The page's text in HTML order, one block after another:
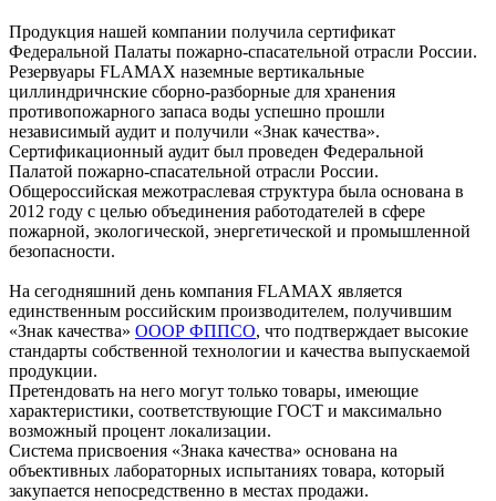
Продукция нашей компании получила сертификат
Федеральной Палаты пожарно-спасательной отрасли России.
Резервуары FLAMAX наземные вертикальные
циллиндричнские сборно-разборные для хранения
противопожарного запаса воды успешно прошли
независимый аудит и получили «Знак качества».
Сертификационный аудит был проведен Федеральной
Палатой пожарно-спасательной отрасли России.
Общероссийская межотраслевая структура была основана в
2012 году с целью объединения работодателей в сфере
пожарной, экологической, энергетической и промышленной
безопасности.
На сегодняшний день компания FLAMAX является
единственным российским производителем, получившим
«Знак качества» ОООР ФППСО, что подтверждает высокие
стандарты собственной технологии и качества выпускаемой
продукции.
Претендовать на него могут только товары, имеющие
характеристики, соответствующие ГОСТ и максимально
возможный процент локализации.
Система присвоения «Знака качества» основана на
объективных лабораторных испытаниях товара, который
закупается непосредственно в местах продажи.